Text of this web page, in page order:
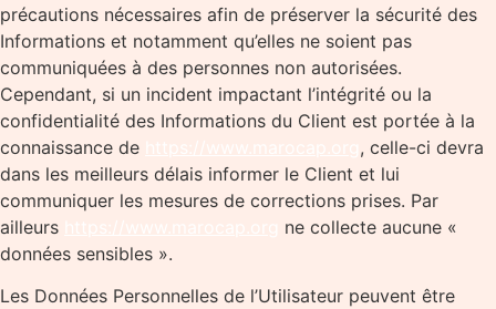
précautions nécessaires afin de préserver la sécurité des
Informations et notamment qu’elles ne soient pas
communiquées à des personnes non autorisées.
Cependant, si un incident impactant l’intégrité ou la
confidentialité des Informations du Client est portée à la
connaissance de
, celle-ci devra
dans les meilleurs délais informer le Client et lui
communiquer les mesures de corrections prises. Par
ailleurs
ne collecte aucune «
données sensibles ».
Les Données Personnelles de l’Utilisateur peuvent être